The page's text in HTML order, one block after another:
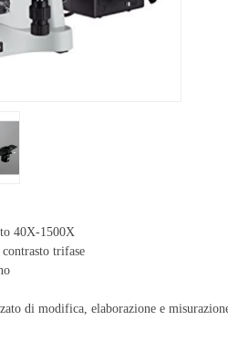
40X-1500X
trifase
di modifica, elaborazione e